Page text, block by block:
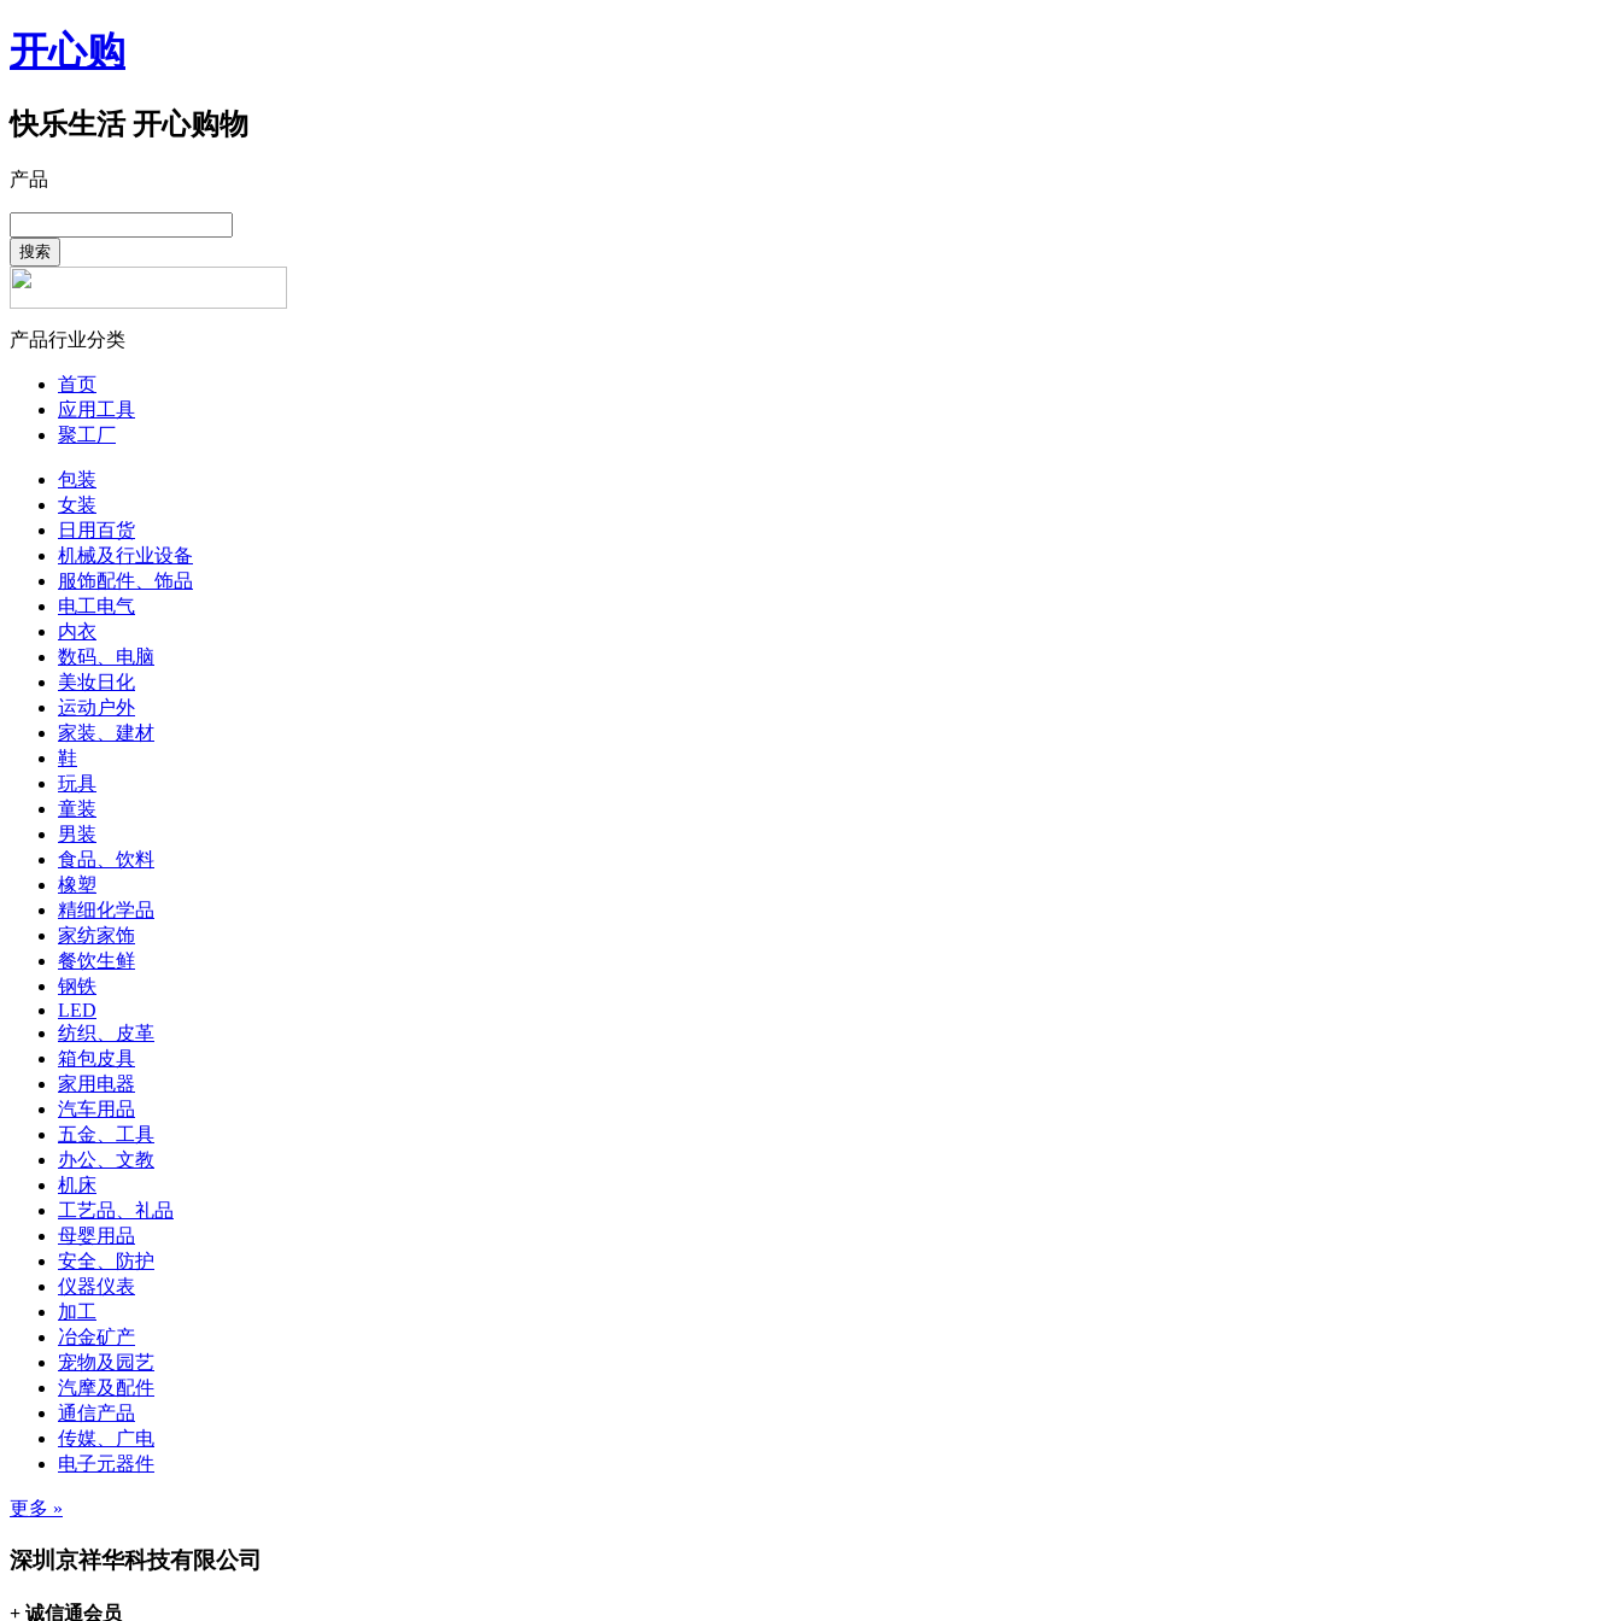
开心购
快乐生活 开心购物
产品
搜索
产品行业分类
首页
应用工具
聚工厂
包装
女装
日用百货
机械及行业设备
服饰配件、饰品
电工电气
内衣
数码、电脑
美妆日化
运动户外
家装、建材
鞋
玩具
童装
男装
食品、饮料
橡塑
精细化学品
家纺家饰
餐饮生鲜
钢铁
LED
纺织、皮革
箱包皮具
家用电器
汽车用品
五金、工具
办公、文教
机床
工艺品、礼品
母婴用品
安全、防护
仪器仪表
加工
冶金矿产
宠物及园艺
汽摩及配件
通信产品
传媒、广电
电子元器件
更多 »
深圳京祥华科技有限公司
+ 诚信通会员